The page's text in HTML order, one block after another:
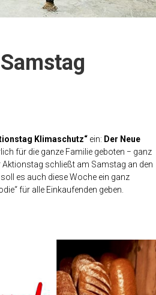
Klimaschutz“ ein: Der Neue
für die ganze Familie geboten − ganz
Aktionstag schließt am Samstag an den
es auch diese Woche ein ganz
für alle Einkaufenden geben.